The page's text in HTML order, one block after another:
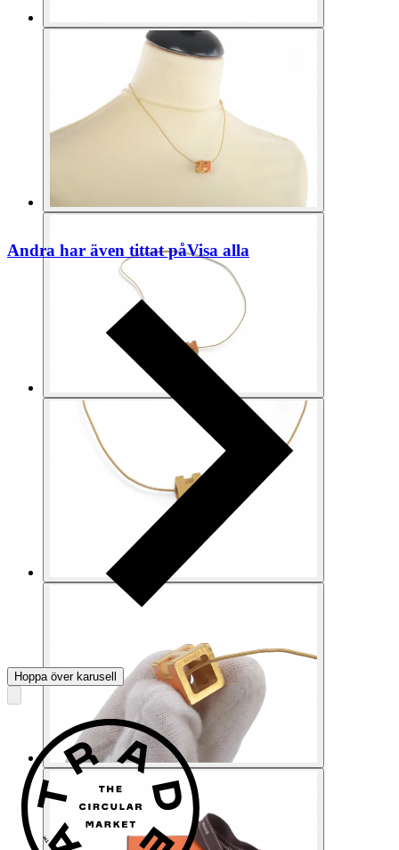
Andra har även tittat påVisa alla
Hoppa över karusell